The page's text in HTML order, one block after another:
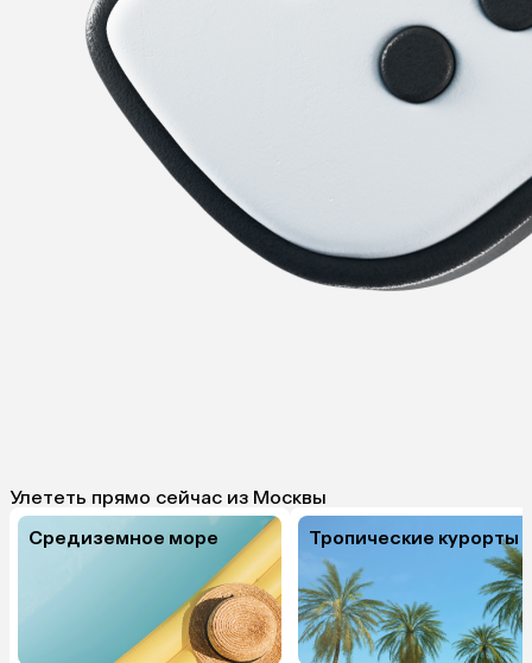
Улететь прямо сейчас из Москвы
Средиземное море
Тропические курорты